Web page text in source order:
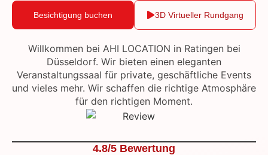
Besichtigung buchen 3D Virtueller Rundgang
Willkommen bei AHI LOCATION in Ratingen bei
Düsseldorf. Wir bieten einen eleganten
Veranstaltungssaal für private, geschäftliche Events
und vieles mehr. Wir schaffen die richtige Atmosphäre
für den richtigen Moment.
4.8/5 Bewertung